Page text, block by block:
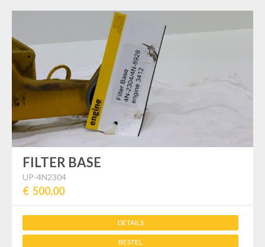
FILTER BASE
UP-4N2304
€ 500,00
DETAILS
BESTEL